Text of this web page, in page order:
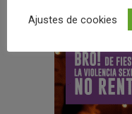
Ajustes de cookies